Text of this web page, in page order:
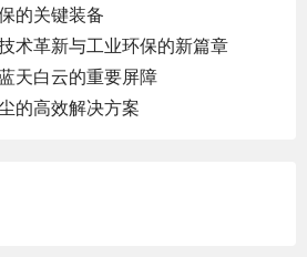
的关键装备
术革新与工业环保的新篇章
天白云的重要屏障
的高效解决方案